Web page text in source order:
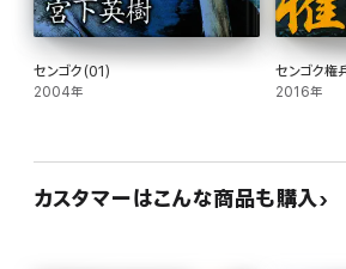
センゴク(01)
2004年
センゴク権
2016年
カスタマーはこんな商品も購入